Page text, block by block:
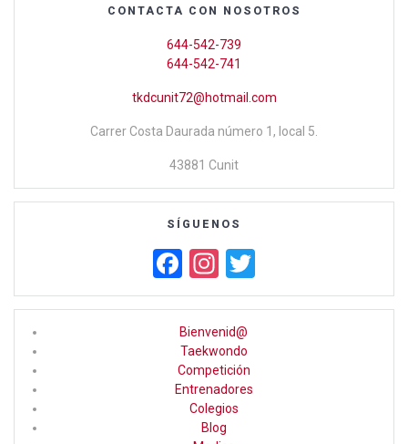
CONTACTA CON NOSOTROS
644-542-739
644-542-741
tkdcunit72@hotmail.com
Carrer Costa Daurada número 1, local 5.
43881 Cunit
SÍGUENOS
F
a
ce
b
o
o
In
st
a
gr
a
m
wi
tt
Bienvenid@
Taekwondo
Competición
Entrenadores
Colegios
Blog